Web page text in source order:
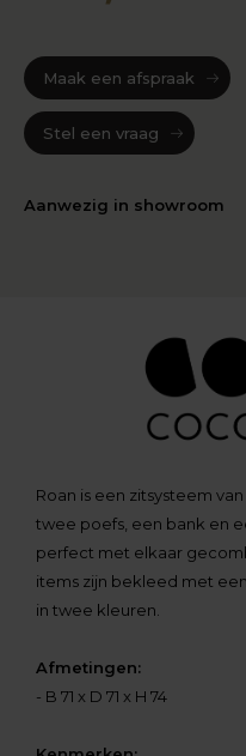
Maak een afspraak
Stel een vraag
Aanwezig in showroom
Roan is een zitsysteem
twee poefs, een bank en
perfect met elkaar
items zijn bekleed met
in twee kleuren.
Afmetingen:
- B 71 x D 71 x H 74